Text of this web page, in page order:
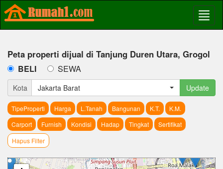
Peta properti dijual di Tanjung Duren Utara, Grogol
BELI SEWA
Kota Jakarta Barat Update
TipeProperti Harga L.Tanah Bangunan K.T.
K.M.
Carport
Furnish Kondisi Hadap Tingkat
Sertifikat
Hapus Filter